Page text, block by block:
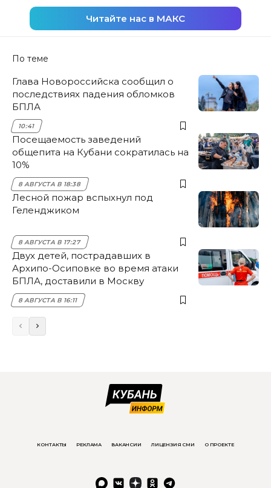
Читайте нас в МАКС
По теме
Глава Новороссийска сообщил о
последствиях падения обломков
БПЛА
10:41
Посещаемость заведений
общепита на Кубани сократилась на
10%
8 АВГУСТА В 18:38
Лесной пожар вспыхнул под
Геленджиком
8 АВГУСТА В 17:27
Двух детей, пострадавших в
Архипо-Осиповке во время атаки
БПЛА, доставили в Москву
8 АВГУСТА В 16:11
КОНТАКТЫ РЕКЛАМА ВАКАНСИИ ЛИЦЕНЗИЯ СМИ О ПРОЕКТЕ